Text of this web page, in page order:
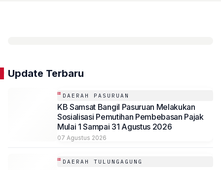
Update Terbaru
DAERAH PASURUAN
KB Samsat Bangil Pasuruan Melakukan
Sosialisasi Pemutihan Pembebasan Pajak
Mulai 1 Sampai 31 Agustus 2026
07 Agustus 2026
DAERAH TULUNGAGUNG